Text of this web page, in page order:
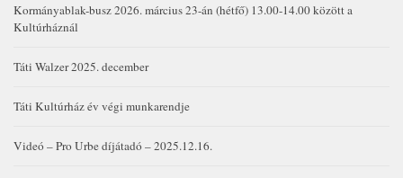
Kormányablak-busz 2026. március 23-án (hétfő) 13.00-14.00 között a
Kultúrháznál
Táti Walzer 2025. december
Táti Kultúrház év végi munkarendje
Videó – Pro Urbe díjátadó – 2025.12.16.